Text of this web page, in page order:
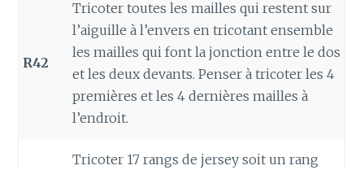
R42
Tricoter toutes les mailles qui restent sur
l’aiguille à l’envers en tricotant ensemble
les mailles qui font la jonction entre le dos
et les deux devants. Penser à tricoter les 4
premières et les 4 dernières mailles à
l’endroit.
Tricoter 17 rangs de jersey soit un rang